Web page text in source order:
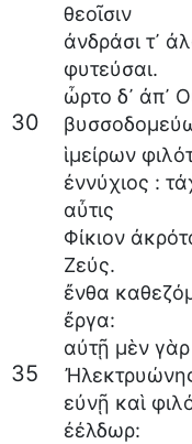
θεοῖσιν
ἀνδράσι τ᾽
φυτεύσαι.
30
ὦρτο δ᾽ ἀπ᾽
ἱμείρων
ἐννύχιος :
αὖτις
Φίκιον
Ζεύς.
ἔνθα
ἔργα:
35
αὐτῇ μὲν γὰρ
εὐνῇ καὶ
ἐέλδωρ: